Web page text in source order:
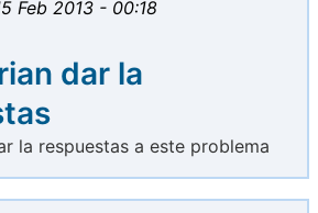
Feb 2013 - 00:18
dar la
la respuestas a este problema